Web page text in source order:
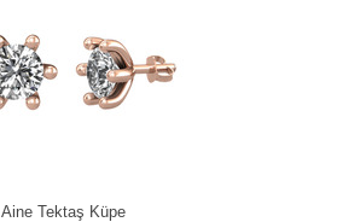
Aine Tektaş Küpe